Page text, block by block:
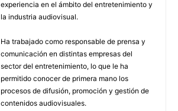
experiencia en el ámbito del entretenimiento y
la industria audiovisual.
Ha trabajado como responsable de prensa y
comunicación en distintas empresas del
sector del entretenimiento, lo que le ha
permitido conocer de primera mano los
procesos de difusión, promoción y gestión de
contenidos audiovisuales.